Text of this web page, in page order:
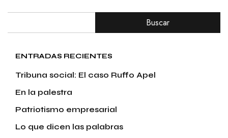
Buscar
ENTRADAS RECIENTES
Tribuna social: El caso Ruffo Apel
En la palestra
Patriotismo empresarial
Lo que dicen las palabras